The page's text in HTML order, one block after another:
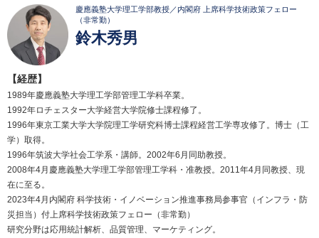
慶應義塾大学理工学部教授／内閣府 上席科学技術政策フェロー
（非常勤）
鈴木秀男
【経歴】
1989年慶應義塾大学理工学部管理工学科卒業。
1992年ロチェスター大学経営大学院修士課程修了。
1996年東京工業大学大学院理工学研究科博士課程経営工学専攻修了。博士（工
学）取得。
1996年筑波大学社会工学系・講師。2002年6月同助教授。
2008年4月慶應義塾大学理工学部管理工学科・准教授。2011年4月同教授、現
在に至る。
2023年4月内閣府 科学技術・イノベーション推進事務局参事官（インフラ・防
災担当）付上席科学技術政策フェロー（非常勤）
研究分野は応用統計解析、品質管理、マーケティング。